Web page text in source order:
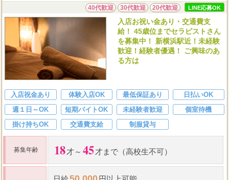
40代歓迎 30代歓迎 20代歓迎 LINE応募OK
入店お祝い金あり・交通費支
給！ 45歳位までセラピストさん
を募集中！ 新横浜駅近！未経験
歓迎！経験者優遇！ ご興味のあ
る方は
入店祝金あり 体験入店OK 最低保証あり
日払いOK
週１日～OK
短期バイトOK 未経験者歓迎
個室待機
掛け持ちOK
交通費支給 制服貸与
募集年齢 18才～ 45才まで（高校生不可）